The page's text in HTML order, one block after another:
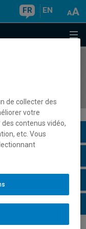
FR EN
de collecter des
votre
contenus vidéo,
etc. Vous